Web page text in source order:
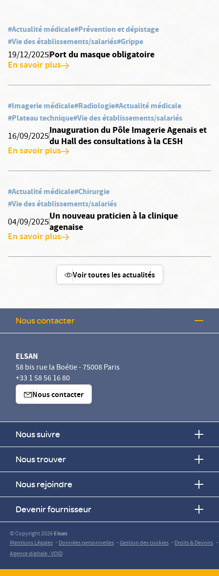
#Actualité médicale#Prévention et dépistage
#Vie des établissements/salariés#Grippe
19/12/2025Port du masque obligatoire
En savoir plus
#Imagerie médicale#Radiologie#Actualité médicale
#Plateau technique#Vie des établissements/salariés
16/09/2025
Inauguration du Pôle Imagerie Agenais et
du Hall des consultations à la CESH
En savoir plus
#Actualité médicale#Chirurgie
#Vie des établissements/salariés
04/09/2025
Un nouveau praticien à la clinique
agenaise
En savoir plus
Voir toutes les actualités
Nous contacter
ELSAN
58 bis rue la Boétie - 75008 Paris
+33 1 58 56 16 80
Nous contacter
Nous suivre
Nous trouver
Nous rejoindre
Devenir fournisseur
© Copyright 2026Elsan
Mentions Légales -Données personnelles -Gestion des cookies -Droits & Devoirs -
Agence digitale : VOID